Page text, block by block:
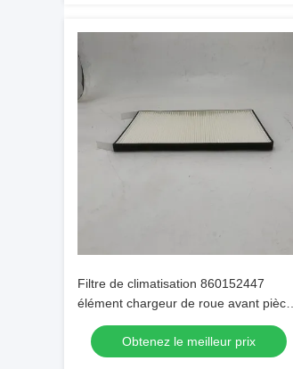
Filtre de climatisation 860152447
élément chargeur de roue avant pièces
de rechange pour XCMG
Obtenez le meilleur prix